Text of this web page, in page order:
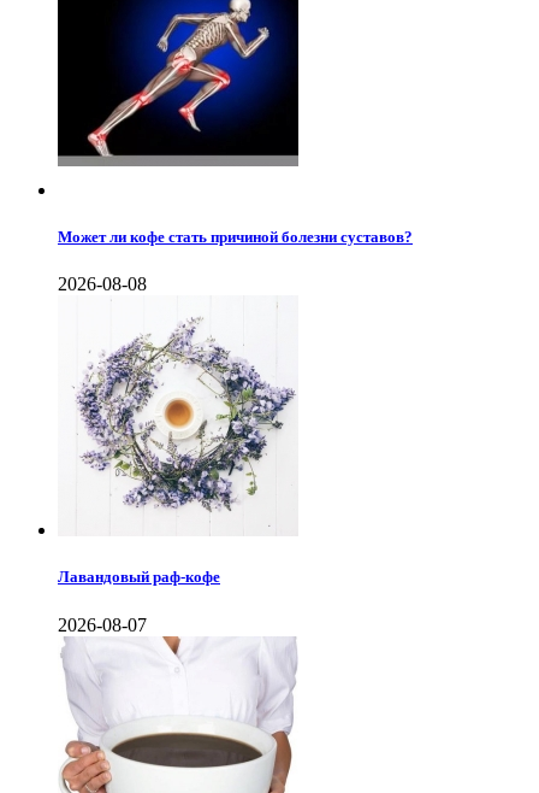
Может ли кофе стать причиной болезни суставов?
2026-08-08
Лавандовый раф-кофе
2026-08-07